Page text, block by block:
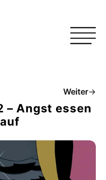
Weiter→
– Angst essen